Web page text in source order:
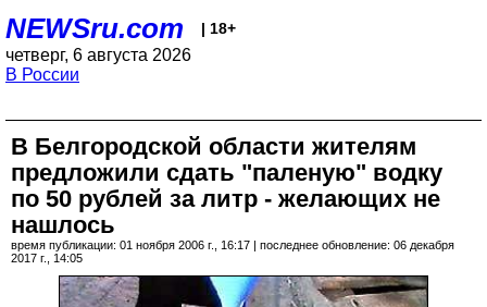
NEWSru.com | 18+
четверг, 6 августа 2026
В России
В Белгородской области жителям
предложили сдать "паленую" водку
по 50 рублей за литр - желающих не
нашлось
время публикации: 01 ноября 2006 г., 16:17 | последнее обновление: 06 декабря
2017 г., 14:05